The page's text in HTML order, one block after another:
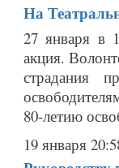
На
27 января в
акция.
страдания
80-летию
19 января